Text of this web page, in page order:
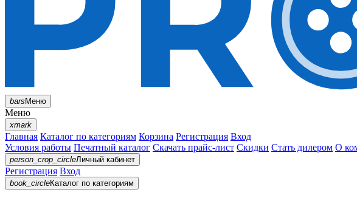
barsМеню
Меню
xmark
Главная Каталог по категориям Корзина Регистрация Вход
Условия работы Печатный каталог Скачать прайс-лист Скидки Стать дилером О
person_crop_circleЛичный кабинет
Регистрация Вход
book_circleКаталог по категориям